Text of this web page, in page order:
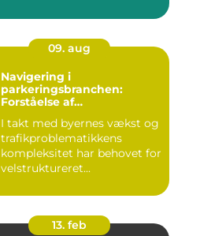
09. aug
Navigering i
parkeringsbranchen:
Forståelse af
I takt med byernes vækst og
trafikproblematikkens
kompleksitet har behovet for
velstruktureret...
13. feb